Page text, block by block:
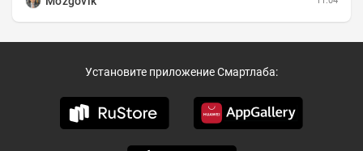
Установите приложение Смартлаба: